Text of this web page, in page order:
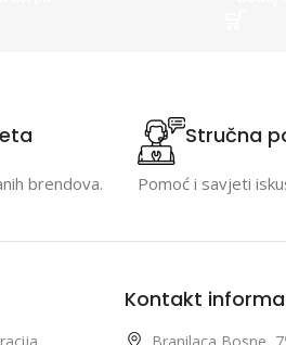
brendova.
Stručna
Pomoć i savjeti
Kontakt